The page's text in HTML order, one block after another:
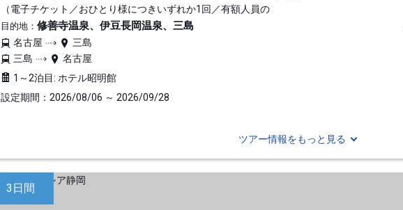
（電子チケット／おひとり様につきいずれか1回／有額人員の
目的地： 修善寺温泉、伊豆長岡温泉、三島
名古屋
三島
三島
名古屋
1～2泊目: ホテル昭明館
設定期間：2026/08/06 ～ 2026/09/28
ツアー情報をもっと見る
3日間